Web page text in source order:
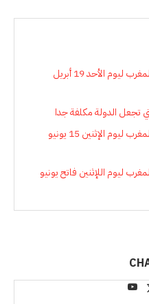
حصيلة تطورات الحالة الوبائية بالمغرب ليوم الأحد 19 أبريل
تجعل الدولة مكلفة جدا
حصيلة تطورات الحالة الوبائية بالمغرب ليوم الإثنين 15 يونيو
ليوم اللإثنين فاتح يونيو